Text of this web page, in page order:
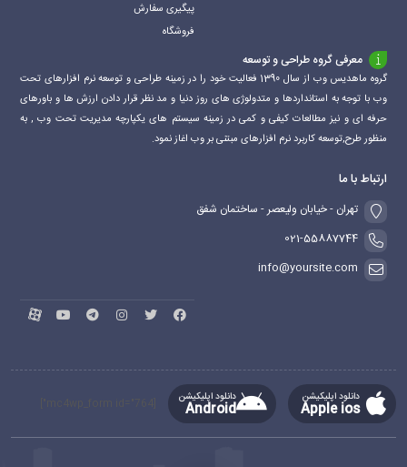
پیگیری سفارش
فروشگاه
معرفی گروه طراحی و توسعه
گروه ماهدیس وب از سال 1390 فعالیت خود را در زمینه طراحی و توسعه نرم افزارهای تحت
وب با توجه به استانداردها و متدولوژی های روز دنیا و مد نظر قرار دادن ارزش ها و باورهای
حرفه ای و نیز مطالعات کیفی و کمی در زمینه سیستم های یکپارچه مدیریت تحت وب , به
منظور طرح,توسعه کاربرد نرم افزارهای مبتنی بر وب اغاز نمود.
ارتباط با ما
تهران - خیابان ولیعصر - ساختمان شفق
021-55887744
info@yoursite.com
دانلود اپلیکیشن
Apple ios
دانلود اپلیکیشن
Android